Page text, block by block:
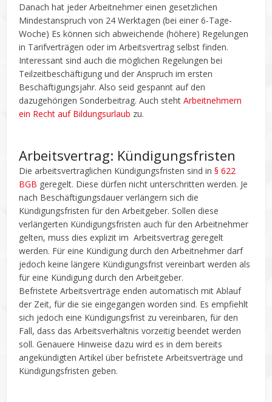
Danach hat jeder Arbeitnehmer einen gesetzlichen
Mindestanspruch von 24 Werktagen (bei einer 6-Tage-
Woche) Es können sich abweichende (höhere) Regelungen
in Tarifverträgen oder im Arbeitsvertrag selbst finden.
Interessant sind auch die möglichen Regelungen bei
Teilzeitbeschäftigung und der Anspruch im ersten
Beschäftigungsjahr. Also seid gespannt auf den
dazugehörigen Sonderbeitrag. Auch stehtArbeitnehmern
ein Recht auf Bildungsurlaub zu.
Arbeitsvertrag: Kündigungsfristen
Die arbeitsvertraglichen Kündigungsfristen sind in § 622
BGB geregelt. Diese dürfen nicht unterschritten werden. Je
nach Beschäftigungsdauer verlängern sich die
Kündigungsfristen für den Arbeitgeber. Sollen diese
verlängerten Kündigungsfristen auch für den Arbeitnehmer
gelten, muss dies explizit im Arbeitsvertrag geregelt
werden. Für eine Kündigung durch den Arbeitnehmer darf
jedoch keine längere Kündigungsfrist vereinbart werden als
für eine Kündigung durch den Arbeitgeber.
Befristete Arbeitsverträge enden automatisch mit Ablauf
der Zeit, für die sie eingegangen worden sind. Es empfiehlt
sich jedoch eine Kündigungsfrist zu vereinbaren, für den
Fall, dass das Arbeitsverhältnis vorzeitig beendet werden
soll. Genauere Hinweise dazu wird es in dem bereits
angekündigten Artikel über befristete Arbeitsverträge und
Kündigungsfristen geben.